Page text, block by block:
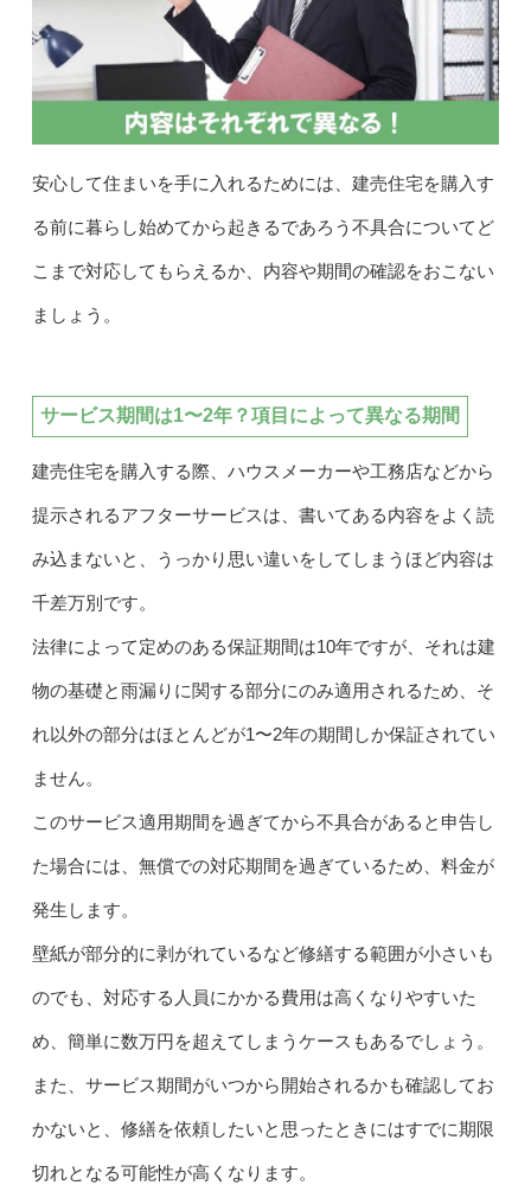
安心して住まいを手に入れるためには、建売住宅を購入す
る前に暮らし始めてから起きるであろう不具合についてど
こまで対応してもらえるか、内容や期間の確認をおこない
ましょう。
サービス期間は1〜2年？項目によって異なる期間
建売住宅を購入する際、ハウスメーカーや工務店などから
提示されるアフターサービスは、書いてある内容をよく読
み込まないと、うっかり思い違いをしてしまうほど内容は
千差万別です。
法律によって定めのある保証期間は10年ですが、それは建
物の基礎と雨漏りに関する部分にのみ適用されるため、そ
れ以外の部分はほとんどが1〜2年の期間しか保証されてい
ません。
このサービス適用期間を過ぎてから不具合があると申告し
た場合には、無償での対応期間を過ぎているため、料金が
発生します。
壁紙が部分的に剥がれているなど修繕する範囲が小さいも
のでも、対応する人員にかかる費用は高くなりやすいた
め、簡単に数万円を超えてしまうケースもあるでしょう。
また、サービス期間がいつから開始されるかも確認してお
かないと、修繕を依頼したいと思ったときにはすでに期限
切れとなる可能性が高くなります。